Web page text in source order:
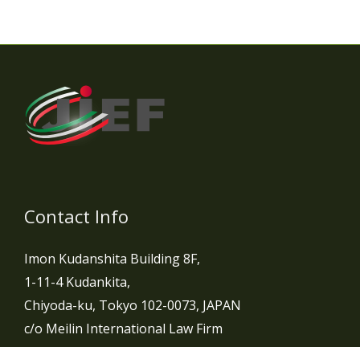
を
考
え
ン
ァ
レ
ン
ス
Contact Info
Imon Kudanshita Building 8F,
1-11-4 Kudankita,
Chiyoda-ku, Tokyo 102-0073, JAPAN
c/o Meilin International Law Firm